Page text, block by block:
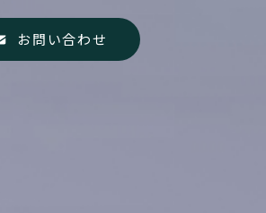
お問い合わせ